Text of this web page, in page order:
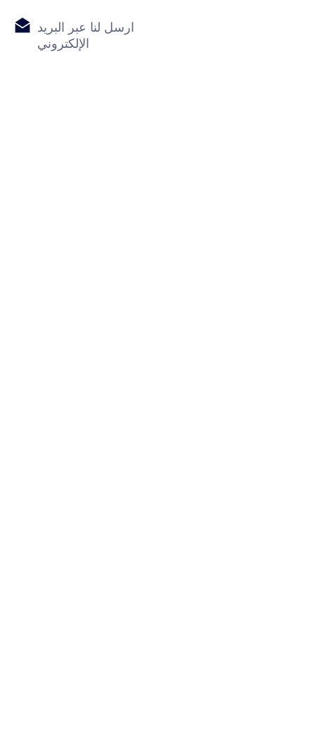
ارسل لنا عبر البريد
الإلكتروني